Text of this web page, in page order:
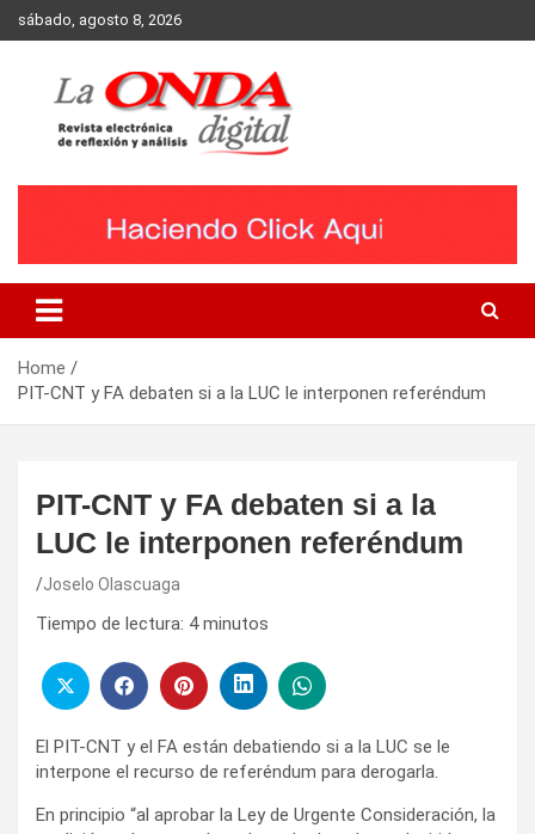
Skip
to
sábado, agosto 8, 2026
Home
PIT-CNT y FA debaten si a la LUC le interponen referéndum
PIT-CNT y FA debaten si a la
LUC le interponen referéndum
Joselo Olascuaga
Tiempo de lectura: 4 minutos
El PIT-CNT y el FA están debatiendo si a la LUC se le
interpone el recurso de referéndum para derogarla.
En principio “al aprobar la Ley de Urgente Consideración, la